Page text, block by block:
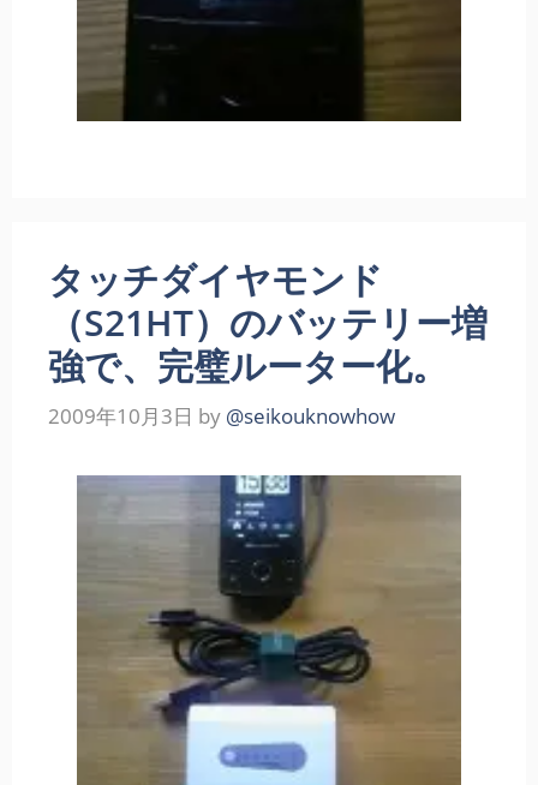
タッチダイヤモンド
（S21HT）のバッテリー増
強で、完璧ルーター化。
2009年10月3日 by @seikouknowhow